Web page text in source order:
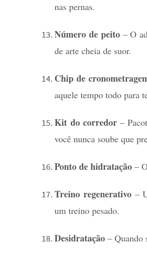
nas pernas.
Número de peito– O
de arte cheia de suor.
Chip de
aquele tempo todo para
Kit do corredor–
você nunca soube que
Ponto de hidratação –
Treino regenerativo –
um treino pesado.
Desidratação – Quando